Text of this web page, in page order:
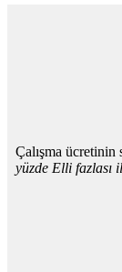
Çalışma ücretinin
yüzde Elli fazlası